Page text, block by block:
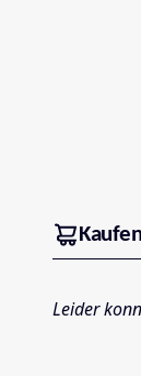
Leider